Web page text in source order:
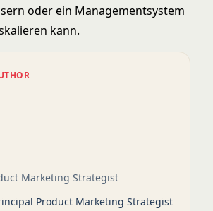
oder ein Managementsystem
kann.
Marketing Strategist
Product Marketing Strategist